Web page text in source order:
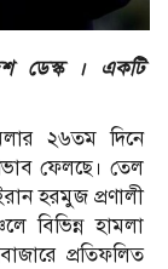
ডেস্ক । একটি
২৬তম দিনে
ফেলছে। তেল
হরমুজ প্রণালী
বিভিন্ন হামলা
প্রতিফলিত